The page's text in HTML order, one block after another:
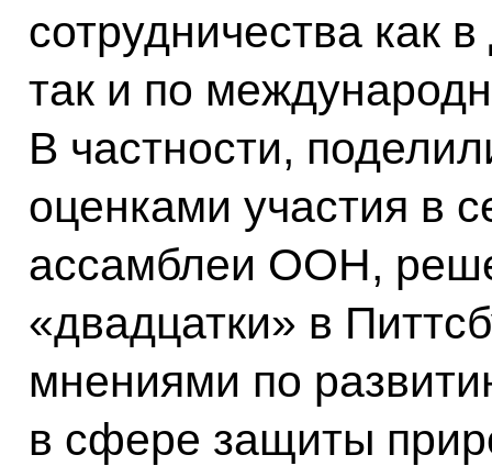
сотрудничества как
так и по
В частности,
оценками участия в
ассамблеи ООН,
«двадцатки» в
мнениями по
в сфере защиты